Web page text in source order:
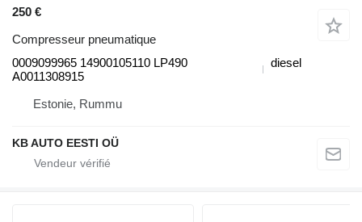
250 €
Compresseur pneumatique
0009099965 14900105110 LP490
A0011308915
diesel
Estonie, Rummu
KB AUTO EESTI OÜ